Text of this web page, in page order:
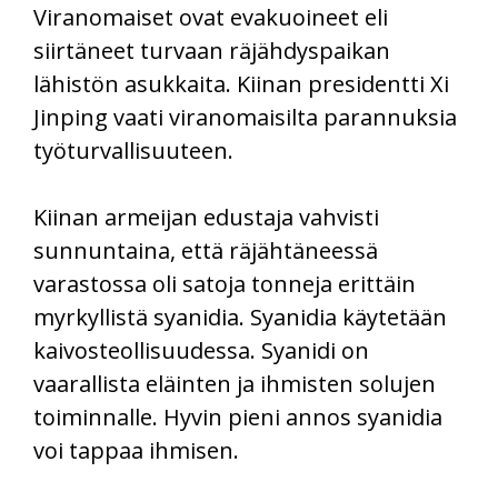
Viranomaiset ovat evakuoineet eli
siirtäneet turvaan räjähdyspaikan
lähistön asukkaita. Kiinan presidentti Xi
Jinping vaati viranomaisilta parannuksia
työturvallisuuteen.
Kiinan armeijan edustaja vahvisti
sunnuntaina, että räjähtäneessä
varastossa oli satoja tonneja erittäin
myrkyllistä syanidia. Syanidia käytetään
kaivosteollisuudessa. Syanidi on
vaarallista eläinten ja ihmisten solujen
toiminnalle. Hyvin pieni annos syanidia
voi tappaa ihmisen.